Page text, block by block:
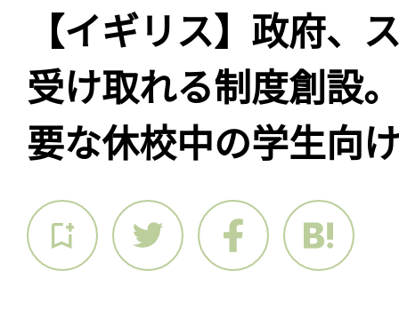
【イギリス】政府、
受け取れる制度創設
要な休校中の学生向